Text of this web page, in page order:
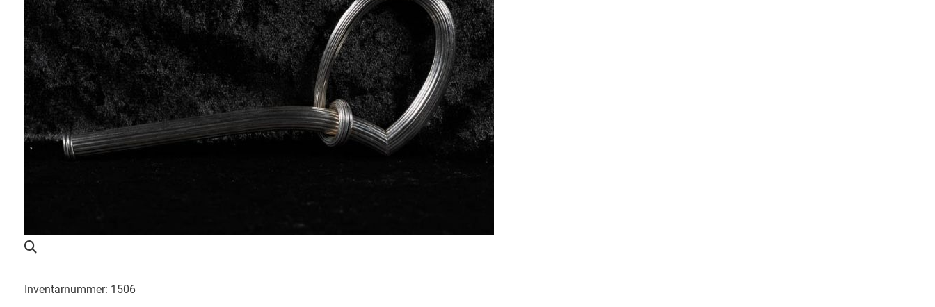
Inventarnummer: 1506